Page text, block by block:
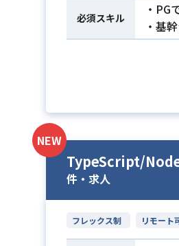
必須スキル
・PG
・基
NEW
TypeScript/
件・求人
フレックス制 リモート